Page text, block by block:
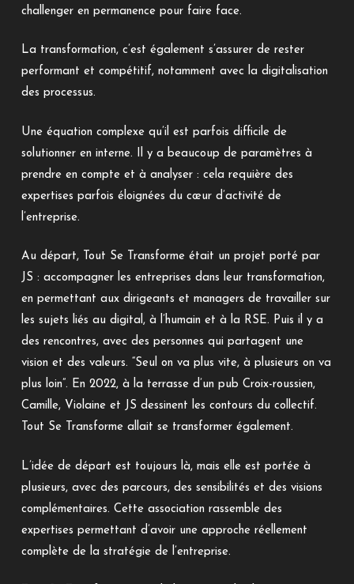
challenger en permanence pour faire face.
La transformation, c’est également s’assurer de rester
performant et compétitif, notamment avec la digitalisation
des processus.
Une équation complexe qu’il est parfois difficile de
solutionner en interne. Il y a beaucoup de paramètres à
prendre en compte et à analyser : cela requière des
expertises parfois éloignées du cœur d’activité de
l’entreprise.
Au départ, Tout Se Transforme était un projet porté par
JS : accompagner les entreprises dans leur transformation,
en permettant aux dirigeants et managers de travailler sur
les sujets liés au digital, à l’humain et à la RSE. Puis il y a
des rencontres, avec des personnes qui partagent une
vision et des valeurs. “Seul on va plus vite, à plusieurs on va
plus loin”. En 2022, à la terrasse d’un pub Croix-roussien,
Camille, Violaine et JS dessinent les contours du collectif.
Tout Se Transforme allait se transformer également.
L’idée de départ est toujours là, mais elle est portée à
plusieurs, avec des parcours, des sensibilités et des visions
complémentaires. Cette association rassemble des
expertises permettant d’avoir une approche réellement
complète de la stratégie de l’entreprise.